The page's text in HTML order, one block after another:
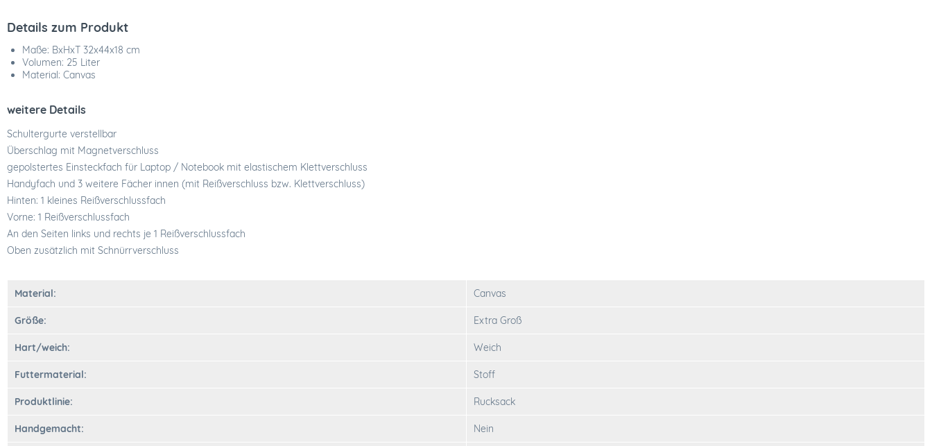
Details zum Produkt
Maße: BxHxT 32x44x18 cm
Volumen: 25 Liter
Material: Canvas
weitere Details
Schultergurte verstellbar
Überschlag mit Magnetverschluss
gepolstertes Einsteckfach für Laptop / Notebook mit elastischem Klettverschluss
Handyfach und 3 weitere Fächer innen (mit Reißverschluss bzw. Klettverschluss)
Hinten: 1 kleines Reißverschlussfach
Vorne: 1 Reißverschlussfach
An den Seiten links und rechts je 1 Reißverschlussfach
Oben zusätzlich mit Schnürrverschluss
Material: Canvas
Größe: Extra Groß
Hart/weich: Weich
Futtermaterial: Stoff
Produktlinie: Rucksack
Handgemacht: Nein